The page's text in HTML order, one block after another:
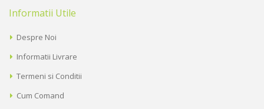
Informatii Utile
Despre Noi
Informatii Livrare
Termeni si Conditii
Cum Comand